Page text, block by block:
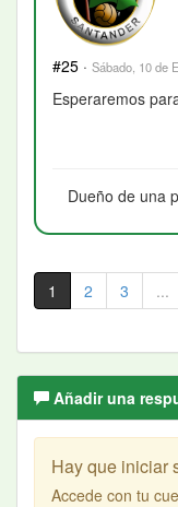
#25 · Sábado, 10 de
Esperaremos
Dueño de una
1 2 3 ...
Añadir una
Hay que iniciar
Accede con tu